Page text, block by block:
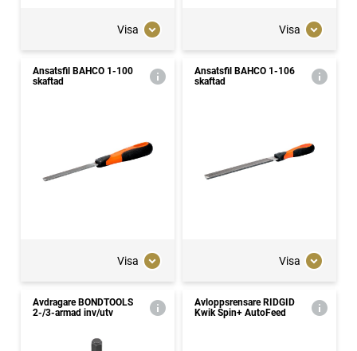
Visa Visa
Ansatsfil BAHCO 1-100
skaftad
Visa
Ansatsfil BAHCO 1-106
skaftad
Visa
Avdragare BONDTOOLS
2-/3-armad inv/utv
Avloppsrensare RIDGID
Kwik Spin+ AutoFeed